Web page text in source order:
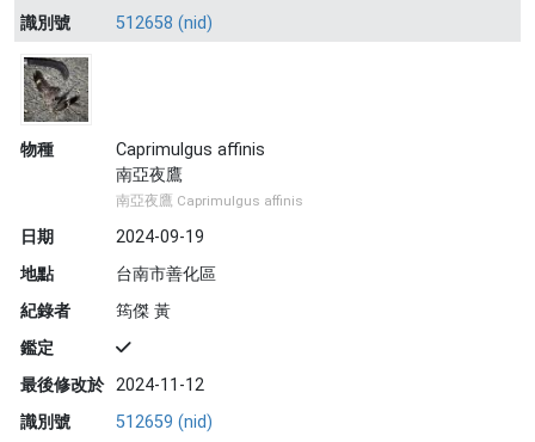
識別號
512658 (nid)
物種
Caprimulgus affinis
南亞夜鷹
南亞夜鷹 Caprimulgus affinis
日期
2024-09-19
地點
台南市善化區
紀錄者
筠傑 黃
鑑定
最後修改於 2024-11-12
識別號
512659 (nid)